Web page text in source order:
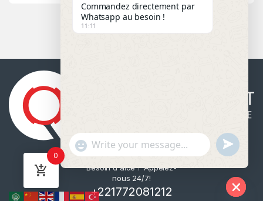
Besoin d'aide ? Appelez-
nous 24/7!
+221772081212
0
Commandez directement par
Whatsapp au besoin !
11:11
"
+
c
a
WhatsApp Message
u
n
d